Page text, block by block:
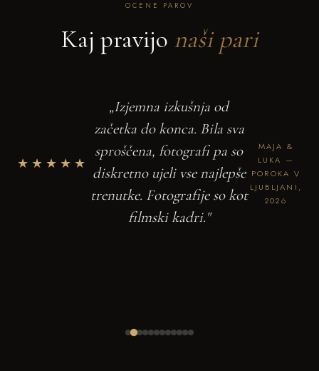
OCENE PAROV
Kaj pravijo naši pari
★★★★★
„Izjemna izkušnja od
začetka do konca. Bila sva
sproščena, fotografi pa so
diskretno ujeli vse najlepše
trenutke. Fotografije so kot
filmski kadri."
MAJA &
LUKA —
POROKA V
LJUBLJANI,
2026